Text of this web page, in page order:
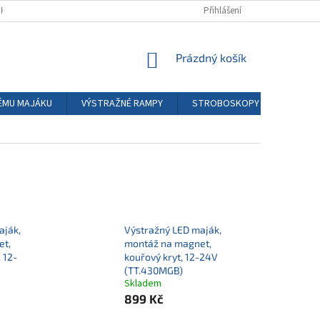
PODMÍNKY Přihlášení
NÁKUPNÍ
Prázdný košík
MAJÁKU VÝSTRAŽNÉ RAMPY STROBOSKOPY LED
12-
Výstražný LED maják,
montáž na magnet,
kouřový kryt, 12-24V
(TT.430MGB)
Skladem
899 Kč